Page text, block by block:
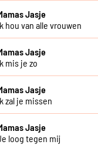
Jasje
hou van alle vrouwen
Jasje
mis je zo
Jasje
zal je missen
Jasje
loog tegen mij